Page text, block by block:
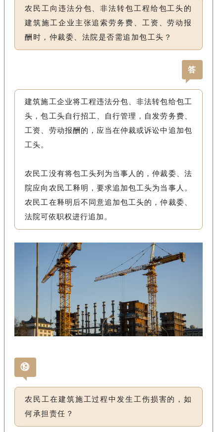
农民工向违法分包、非法转包工程给包工头的
建筑施工企业主张追索劳务费、工资、劳动报
酬时，仲裁委、法院是否需追加包工头？
答
建筑施工企业将工程违法分包、非法转包给包工
头，包工头自行招工、自行管理，自发劳务费、
工资、劳动报酬的，应当在仲裁或诉讼中追加包
工头。
农民工没有将包工头列为当事人的，仲裁委、法
院应向农民工释明，要求追加包工头为当事人。
农民工在释明后不同意追加包工头的，仲裁委、
法院可依职权进行追加。
⑲
农民工在建筑施工过程中发生工伤损害的，如
何承担责任？